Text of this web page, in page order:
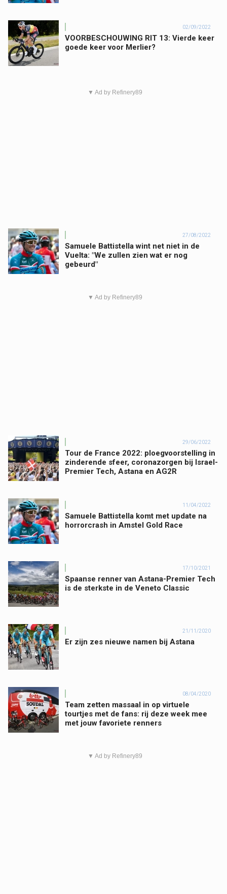
02/09/2022
VOORBESCHOUWING RIT 13: Vierde keer
goede keer voor Merlier?
▼ Ad by Refinery89
27/08/2022
Samuele Battistella wint net niet in de
Vuelta: "We zullen zien wat er nog
gebeurd"
▼ Ad by Refinery89
29/06/2022
Tour de France 2022: ploegvoorstelling in
zinderende sfeer, coronazorgen bij Israel-
Premier Tech, Astana en AG2R
11/04/2022
Samuele Battistella komt met update na
horrorcrash in Amstel Gold Race
17/10/2021
Spaanse renner van Astana-Premier Tech
is de sterkste in de Veneto Classic
21/11/2020
Er zijn zes nieuwe namen bij Astana
08/04/2020
Team zetten massaal in op virtuele
tourtjes met de fans: rij deze week mee
met jouw favoriete renners
▼ Ad by Refinery89